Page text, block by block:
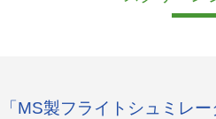
「MS製フライトシュミレ